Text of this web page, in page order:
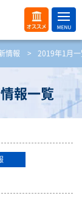
オス
スメ
ME
NU
開
情報 > 2019年1月
報一覧